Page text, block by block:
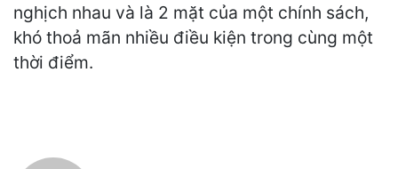
nghịch nhau và là 2 mặt của một chính sách,
khó thoả mãn nhiều điều kiện trong cùng một
thời điểm.